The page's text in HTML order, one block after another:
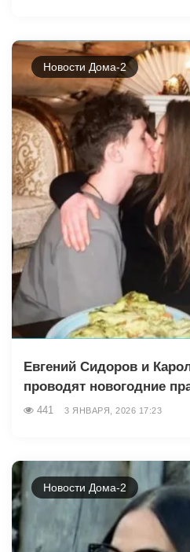
Новости Дома-2
Евгений Сидоров и
проводят новогодние
441 3 ЯНВАРЯ, 2026 17:23
Новости Дома-2